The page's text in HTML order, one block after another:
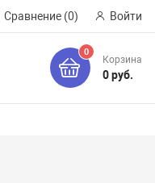
Сравнение (0) Войти
0
Корзина
0 руб.